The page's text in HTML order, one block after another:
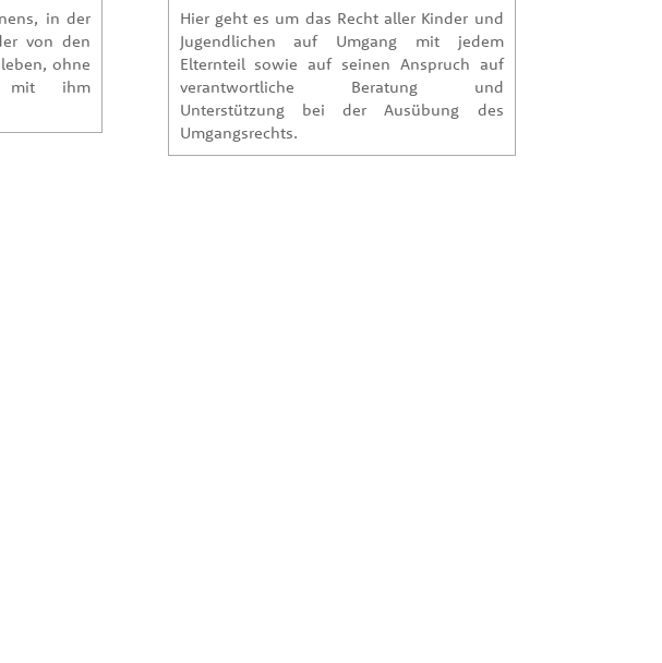
in der
von den
ohne
mit ihm
Hier geht es um das Recht aller Kinder und
Jugendlichen auf Umgang mit jedem
Elternteil sowie auf seinen Anspruch auf
verantwortliche Beratung und
Unterstützung bei der Ausübung des
Umgangsrechts.